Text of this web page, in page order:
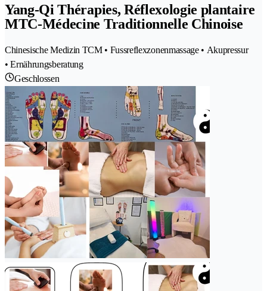
Yang-Qi Thérapies, Réflexologie plantaire
MTC-Médecine Traditionnelle Chinoise
Chinesische Medizin TCM • Fussreflexzonenmassage • Akupressur
• Ernährungsberatung
Geschlossen